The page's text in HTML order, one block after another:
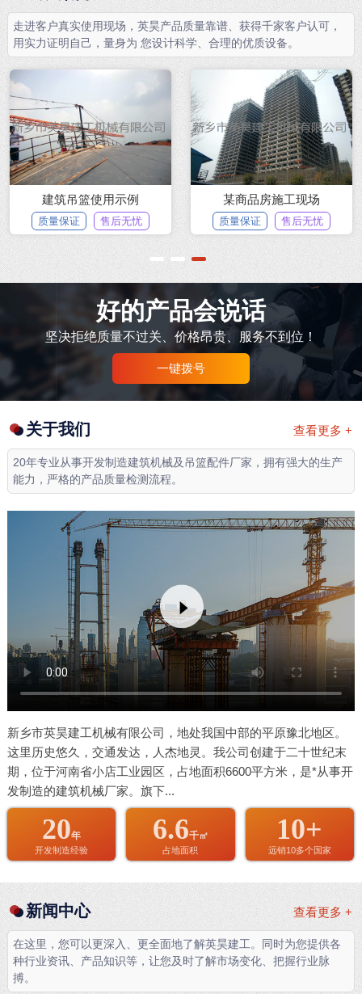
走进客户真实使用现场，英昊产品质量靠谱、获得千家客户认可，
用实力证明自己，量身为 您设计科学、合理的优质设备。
建筑吊篮使用示例
质量保证 售后无忧
某商品房施工现场
质量保证 售后无忧
1 2 3
好的产品会说话
坚决拒绝质量不过关、价格昂贵、服务不到位！
一键拨号
查看更多 +
关于我们
20年专业从事开发制造建筑机械及吊篮配件厂家，拥有强大的生产
能力，严格的产品质量检测流程。
新乡市英昊建工机械有限公司，地处我国中部的平原豫北地区。
这里历史悠久，交通发达，人杰地灵。我公司创建于二十世纪末
期，位于河南省小店工业园区，占地面积6600平方米，是*从事开
发制造的建筑机械厂家。旗下...
20年
开发制造经验
6.6千㎡
占地面积
10+
远销10多个国家
查看更多 +
新闻中心
在这里，您可以更深入、更全面地了解英昊建工。同时为您提供各
种行业资讯、产品知识等，让您及时了解市场变化、把握行业脉
搏。